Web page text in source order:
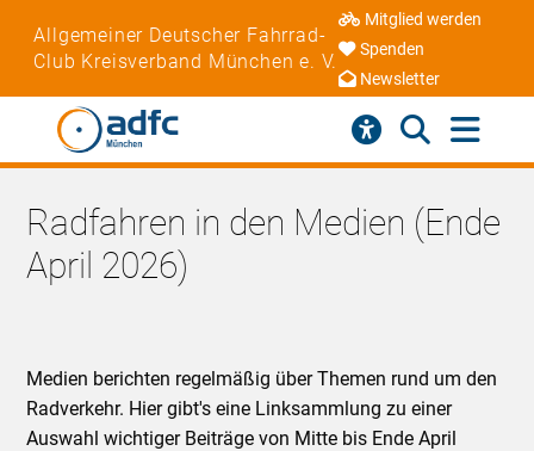
Allgemeiner Deutscher Fahrrad-
Club Kreisverband München e. V.
Mitglied werden
Spenden
Newsletter
Radfahren in den Medien (Ende
April 2026)
Medien berichten regelmäßig über Themen rund um den
Radverkehr. Hier gibt's eine Linksammlung zu einer
Auswahl wichtiger Beiträge von Mitte bis Ende April